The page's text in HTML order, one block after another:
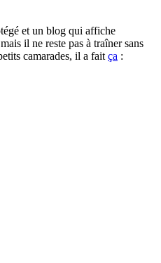
et un blog qui affiche
il ne reste pas à traîner sans
camarades, il a fait ça :